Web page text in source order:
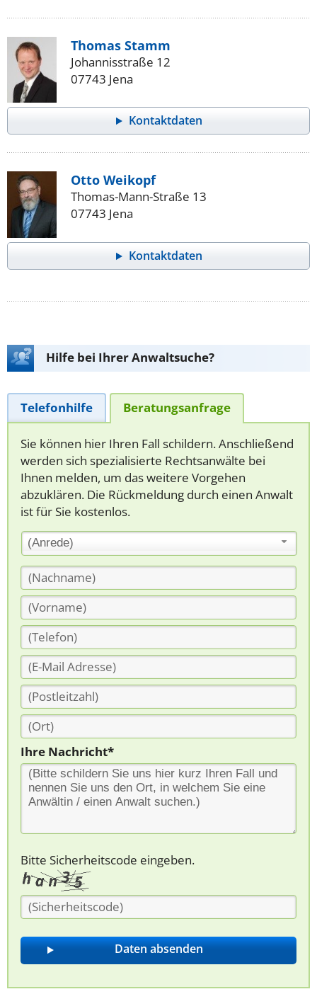
Thomas Stamm
Johannisstraße 12
07743 Jena
Kontaktdaten
Otto Weikopf
Thomas-Mann-Straße 13
07743 Jena
Kontaktdaten
Hilfe bei Ihrer Anwaltsuche?
Telefonhilfe Beratungsanfrage
Sie können hier Ihren Fall schildern. Anschließend
werden sich spezialisierte Rechtsanwälte bei
Ihnen melden, um das weitere Vorgehen
abzuklären. Die Rückmeldung durch einen Anwalt
ist für Sie kostenlos.
(Anrede)
Ihre Nachricht*
Bitte Sicherheitscode eingeben.